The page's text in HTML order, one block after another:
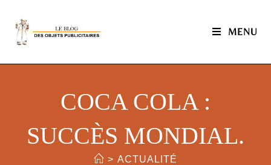
MENU
COCA COLA :
SUCCÈS MONDIAL.
> ACTUALITÉ